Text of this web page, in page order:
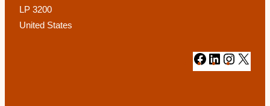
LP 3200
United States
# # #